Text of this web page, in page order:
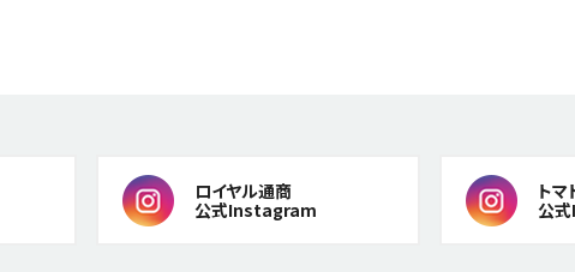
ロイヤル通商
公式Instagram
トマ
公